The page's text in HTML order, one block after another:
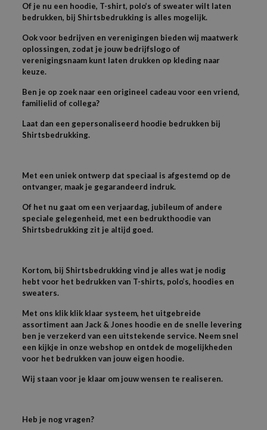
Of je nu een hoodie, T-shirt, polo’s of sweater wilt laten
bedrukken, bij Shirtsbedrukking is alles mogelijk.
Ook voor bedrijven en verenigingen bieden wij maatwerk
oplossingen, zodat je jouw bedrijfslogo of
verenigingsnaam kunt laten drukken op kleding naar
keuze.
Ben je op zoek naar een origineel cadeau voor een vriend,
familielid of collega?
Laat dan een gepersonaliseerd hoodie bedrukken bij
Shirtsbedrukking.
Met een uniek ontwerp dat speciaal is afgestemd op de
ontvanger, maak je gegarandeerd indruk.
Of het nu gaat om een verjaardag, jubileum of andere
speciale gelegenheid, met een bedrukthoodie van
Shirtsbedrukking zit je altijd goed.
Kortom, bij Shirtsbedrukking vind je alles wat je nodig
hebt voor het bedrukken van T-shirts, polo’s, hoodies en
sweaters.
Met ons klik klik klaar systeem, het uitgebreide
assortiment aan Jack & Jones hoodie en de snelle levering
ben je verzekerd van een uitstekende service. Neem snel
een kijkje in onze webshop en ontdek de mogelijkheden
voor het bedrukken van jouw eigen hoodie.
Wij staan voor je klaar om jouw wensen te realiseren.
Heb je nog vragen?